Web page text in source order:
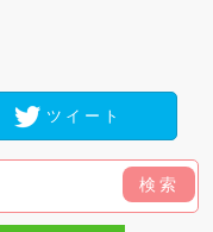
ツイート
検索